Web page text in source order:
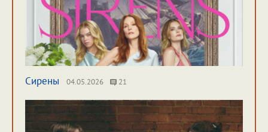
Сирены 04.05.2026 21